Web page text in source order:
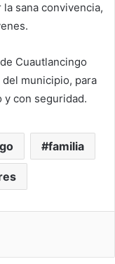
sana convivencia,
Cuautlancingo
municipio, para
con seguridad.
familia